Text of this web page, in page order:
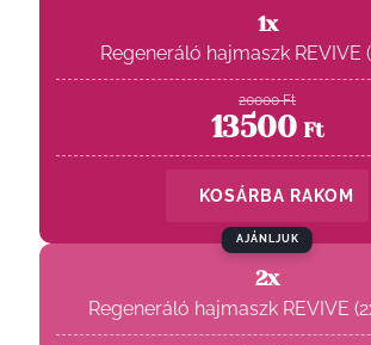
1x
Regeneráló hajmaszk REVIVE
20000 Ft
13500 Ft
KOSÁRBA RAKOM
AJÁNLJUK
2x
Regeneráló hajmaszk REVIVE